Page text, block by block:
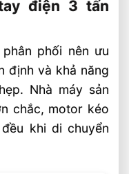
điện 3 tấn
phối nên ưu
định và khả năng
Nhà máy sản
chắc, motor kéo
khi di chuyển